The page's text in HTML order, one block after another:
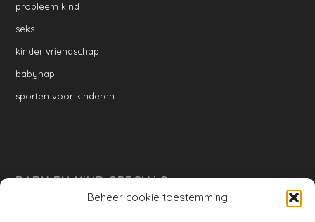
Beheer cookie toestemming
probleem kind
seks
kinder vriendschap
babyhap
sporten voor kinderen
BABY EN KIND SPECIALS